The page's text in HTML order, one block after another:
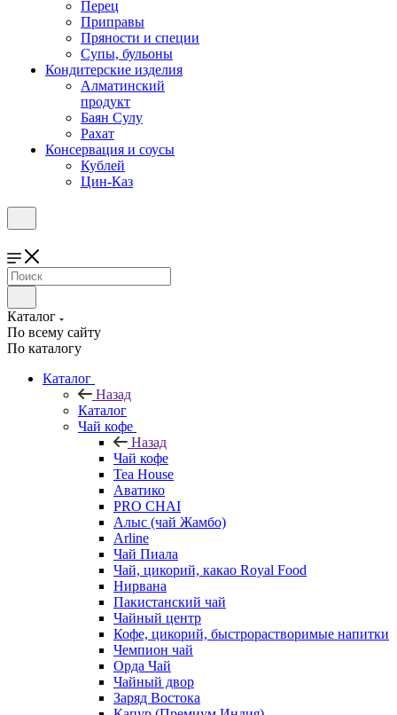
Перец
Приправы
Пряности и специи
Супы, бульоны
Кондитерские изделия
Алматинский
продукт
Баян Сулу
Рахат
Консервация и соусы
Кублей
Цин-Каз
Каталог
По всему сайту
По каталогу
Каталог
Назад
Каталог
Чай кофе
Назад
Чай кофе
Tea House
Аватико
PRO CHAI
Алыс (чай Жамбо)
Arline
Чай Пиала
Чай, цикорий, какао Royal Food
Нирвана
Пакистанский чай
Чайный центр
Кофе, цикорий, быстрорастворимые напитки
Чемпион чай
Орда Чай
Чайный двор
Заряд Востока